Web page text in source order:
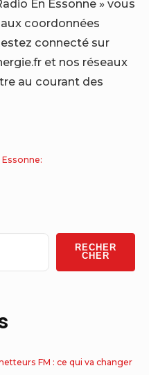
En Essonne » vous
coordonnées
connecté sur
et nos réseaux
au courant des
RECHER
CHER
FM : ce qui va changer